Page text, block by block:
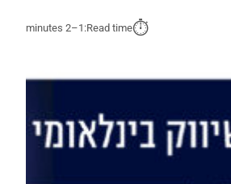
⏱︎
Read time:
1–2 minutes